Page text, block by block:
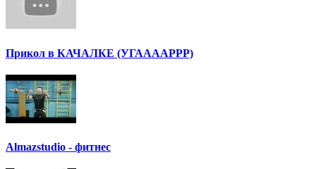
Прикол в КАЧАЛКЕ (УГААААРРР)
Аlmazstudio - фитнес